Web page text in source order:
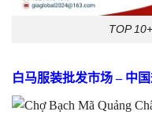
TOP
白马服装批发市场 – 中